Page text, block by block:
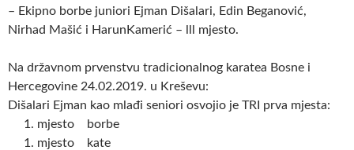
– Ekipno borbe juniori Ejman Dišalari, Edin Beganović,
Nirhad Mašić i HarunKamerić – lll mjesto.
Na državnom prvenstvu tradicionalnog karatea Bosne i
Hercegovine 24.02.2019. u Kreševu:
Dišalari Ejman kao mlađi seniori osvojio je TRI prva mjesta:
1. mjesto borbe
1. mjesto kate